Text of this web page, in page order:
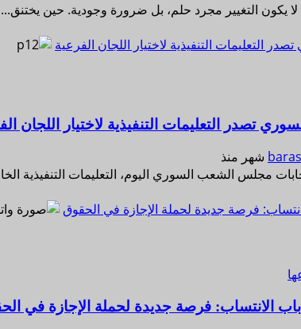
يكون التغيير مجرد حلم، بل ضرورة وجودية. حين يختنق...
التعليمات التنفيذية لاختيار اللجان الفرعية
تصدر التعليمات التنفيذية لاختيار اللجان
مجلس الشعب السوري اليوم، التعليمات التنفيذية
فرصة جديدة لحملة الإجازة في الحقوق
الانتساب: فرصة جديدة لحملة الإجازة في